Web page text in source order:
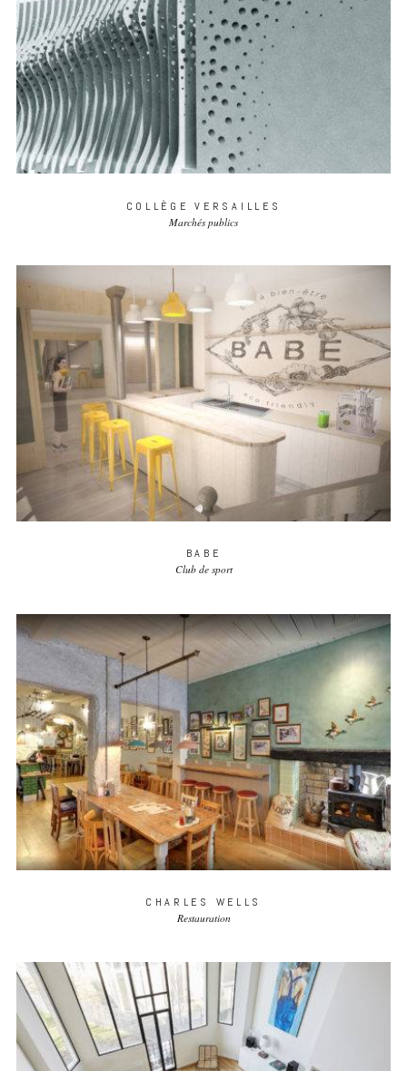
COLLÈGE VERSAILLES
Marchés publics
BABE
Club de sport
CHARLES WELLS
Restauration